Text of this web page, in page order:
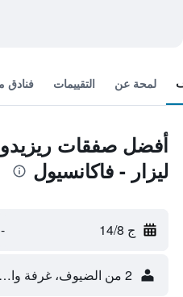
لمحة عن التقييمات فنادق
أفضل صفقات
ليزار - فاكانسيول
ج 14/8 -
2 من الضيوف، غرفة واحدة